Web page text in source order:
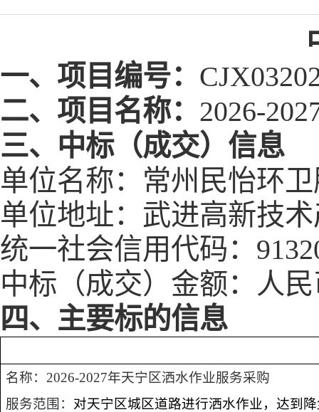
一、 项目编号：
二、 项目名称： 2026-
三、 中标（成交）信息
单位名称：常州民怡环
单位地址：武进高新技
统一社会信用代码：
中标（成交）金额： 人
四、 主要标的信息
名称： 2026-2027年天宁区洒水作业服务采购
服务范围： 对天宁区城区道路进行洒水作业，达到